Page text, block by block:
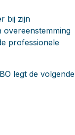
bij zijn
professionele
legt de volgende